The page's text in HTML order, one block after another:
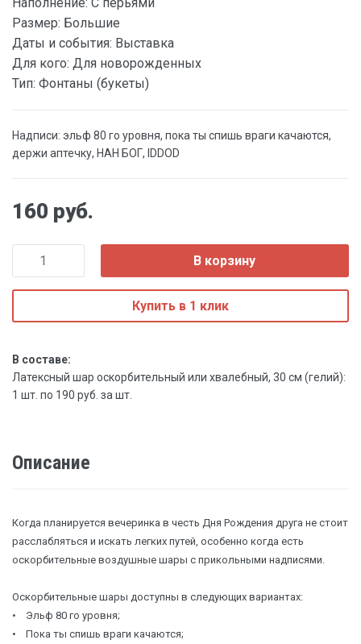
Размер: Большие
Даты и события: Выставка
Для кого: Для новорожденных
Тип: Фонтаны (букеты)
Надписи: эльф 80 го уровня, пока ты спишь враги качаются,
держи аптечку, НАН БОГ, IDDOD
160 руб.
В корзину
Купить в 1 клик
В составе:
Латексный шар оскорбительный или хвалебный, 30 см (гелий):
1 шт. по 190 руб. за шт.
Описание
Когда планируется вечеринка в честь Дня Рождения друга не стоит
расслабляться и искать легких путей, особенно когда есть
оскорбительные воздушные шары с прикольными надписями.
Оскорбительные шары доступны в следующих вариантах:
• Эльф 80 го уровня;
• Пока ты спишь враги качаются;